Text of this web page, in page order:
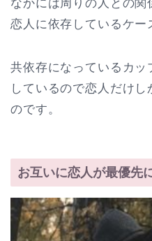
なかには周りの人との
恋人に依存しているケー
共依存になっているカ
しているので恋人だけ
のです。
お互いに恋人が最優先